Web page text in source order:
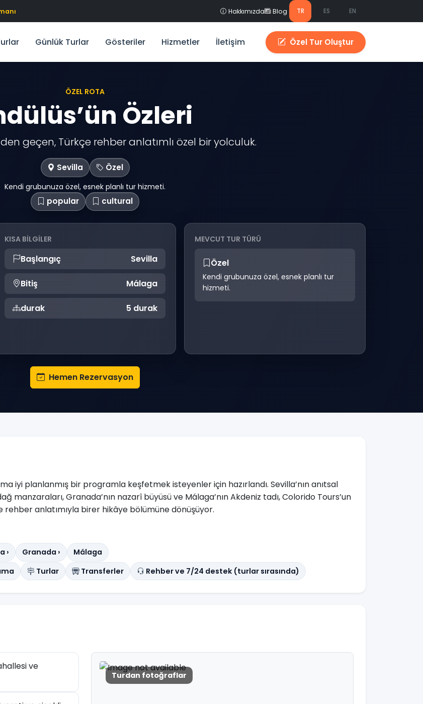
Hakkımızda Blog TR ES EN
Günlük Turlar Gösteriler Hizmetler İletişim Özel Tur Oluştur
ÖZEL ROTA
Özleri
geçen, Türkçe rehber anlatımlı özel bir yolculuk.
Sevilla Özel
Kendi grubunuza özel, esnek planlı tur hizmeti.
popular cultural
KISA BILGILER
Başlangıç Sevilla
Bitiş Málaga
durak 5 durak
MEVCUT TUR TÜRÜ
Özel
Kendi grubunuza özel, esnek planlı tur
hizmeti.
Hemen Rezervasyon
iyi planlanmış bir programla keşfetmek isteyenler için hazırlandı. Sevilla’nın anıtsal
manzaraları, Granada’nın nazarî büyüsü ve Málaga’nın Akdeniz tadı, Colorido Tours’un
anlatımıyla birer hikâye bölümüne dönüşüyor.
› Granada ›
Málaga
Turlar Transferler Rehber ve 7/24 destek (turlar sırasında)
ve
Turdan fotoğraflar